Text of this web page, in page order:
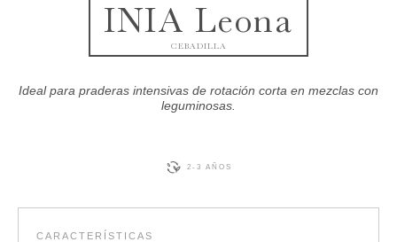
INIA Leona
CEBADILLA
Ideal para praderas intensivas de rotación corta en mezclas con
leguminosas.
2-3 AÑOS
CARACTERÍSTICAS